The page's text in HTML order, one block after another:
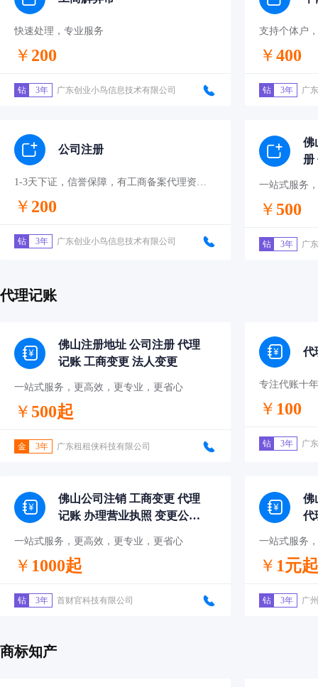
快速处理，专业服务
￥ 200
钻 3年 广东创业小鸟信息技术有限公司
￥400
钻 3年 广
公司注册
1-3天下证，信誉保障，有工商备案代理资质！
￥ 200
钻 3年 广东创业小鸟信息技术有限公司
佛
册
一站式服务
￥ 500
钻 3年 广
代理记账
佛山注册地址 公司注册 代理
记账 工商变更 法人变更
一站式服务，更高效，更专业，更省心
￥ 500起
金 3年 广东租租侠科技有限公司
代
专注代账十
￥ 100
钻 3年 广
佛山公司注销 工商变更 代理
记账 办理营业执照 变更公司
一站式服务，更高效，更专业，更省心
￥ 1000起
钻 3年 首财官科技有限公司
佛
代
一站式服务
￥ 1元起
钻 3年 广
商标知产